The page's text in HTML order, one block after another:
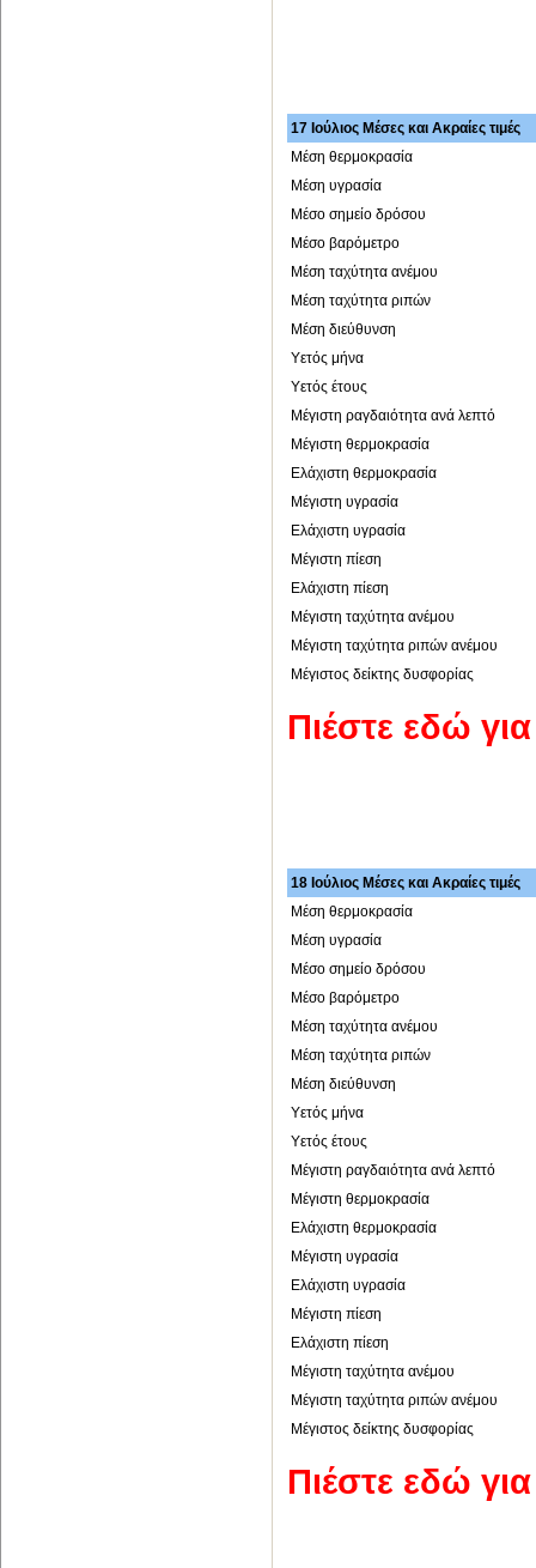
17 Ιούλιος Μέσες και Ακραίες τιμές
Μέση θερμοκρασία
Μέση υγρασία
Μέσο σημείο δρόσου
Μέσο βαρόμετρο
Μέση ταχύτητα ανέμου
Μέση ταχύτητα ριπών
Μέση διεύθυνση
Υετός μήνα
Υετός έτους
Μέγιστη ραγδαιότητα ανά λεπτό
Μέγιστη θερμοκρασία
Ελάχιστη θερμοκρασία
Μέγιστη υγρασία
Ελάχιστη υγρασία
Μέγιστη πίεση
Ελάχιστη πίεση
Μέγιστη ταχύτητα ανέμου
Μέγιστη ταχύτητα ριπών ανέμου
Μέγιστος δείκτης δυσφορίας
Πιέστε εδώ
18 Ιούλιος Μέσες και Ακραίες τιμές
Μέση θερμοκρασία
Μέση υγρασία
Μέσο σημείο δρόσου
Μέσο βαρόμετρο
Μέση ταχύτητα ανέμου
Μέση ταχύτητα ριπών
Μέση διεύθυνση
Υετός μήνα
Υετός έτους
Μέγιστη ραγδαιότητα ανά λεπτό
Μέγιστη θερμοκρασία
Ελάχιστη θερμοκρασία
Μέγιστη υγρασία
Ελάχιστη υγρασία
Μέγιστη πίεση
Ελάχιστη πίεση
Μέγιστη ταχύτητα ανέμου
Μέγιστη ταχύτητα ριπών ανέμου
Μέγιστος δείκτης δυσφορίας
Πιέστε εδώ